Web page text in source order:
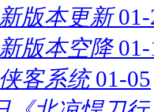
版本更新
版本空降
客系统 01-05